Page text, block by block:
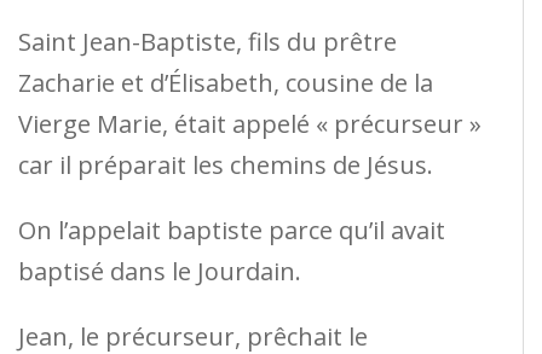
Saint Jean-Baptiste, fils du prêtre
Zacharie et d’Élisabeth, cousine de la
Vierge Marie, était appelé « précurseur »
car il préparait les chemins de Jésus.
On l’appelait baptiste parce qu’il avait
baptisé dans le Jourdain.
Jean, le précurseur, prêchait le